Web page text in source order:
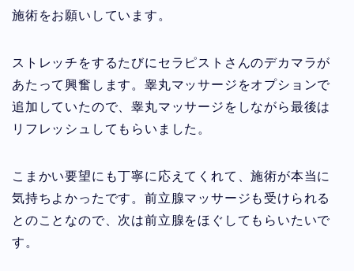
施術をお願いしています。
ストレッチをするたびにセラピストさんのデカマラが
あたって興奮します。睾丸マッサージをオプションで
追加していたので、睾丸マッサージをしながら最後は
リフレッシュしてもらいました。
こまかい要望にも丁寧に応えてくれて、施術が本当に
気持ちよかったです。前立腺マッサージも受けられる
とのことなので、次は前立腺をほぐしてもらいたいで
す。